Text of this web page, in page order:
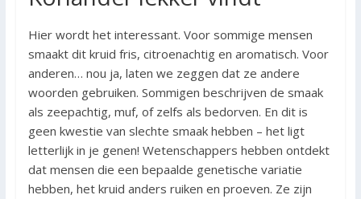
Hier wordt het interessant. Voor sommige mensen
smaakt dit kruid fris, citroenachtig en aromatisch. Voor
anderen… nou ja, laten we zeggen dat ze andere
woorden gebruiken. Sommigen beschrijven de smaak
als zeepachtig, muf, of zelfs als bedorven. En dit is
geen kwestie van slechte smaak hebben – het ligt
letterlijk in je genen! Wetenschappers hebben ontdekt
dat mensen die een bepaalde genetische variatie
hebben, het kruid anders ruiken en proeven. Ze zijn